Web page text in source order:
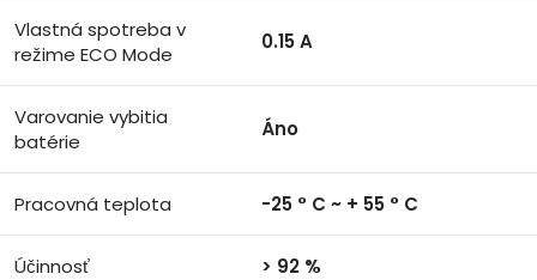
Vlastná spotreba v
režime ECO Mode
0.15 A
Varovanie vybitia
batérie
Áno
Pracovná teplota -25 ° C ~ + 55 ° C
Účinnosť > 92 %